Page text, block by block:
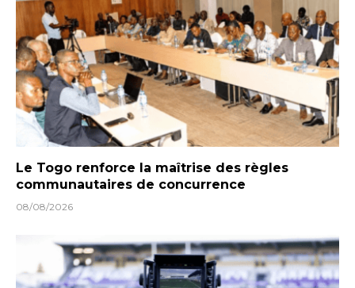
Le Togo renforce la maîtrise des règles
communautaires de concurrence
08/08/2026